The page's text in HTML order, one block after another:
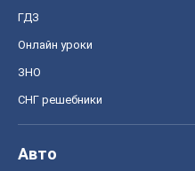
ГДЗ
Онлайн уроки
ЗНО
СНГ решебники
Авто